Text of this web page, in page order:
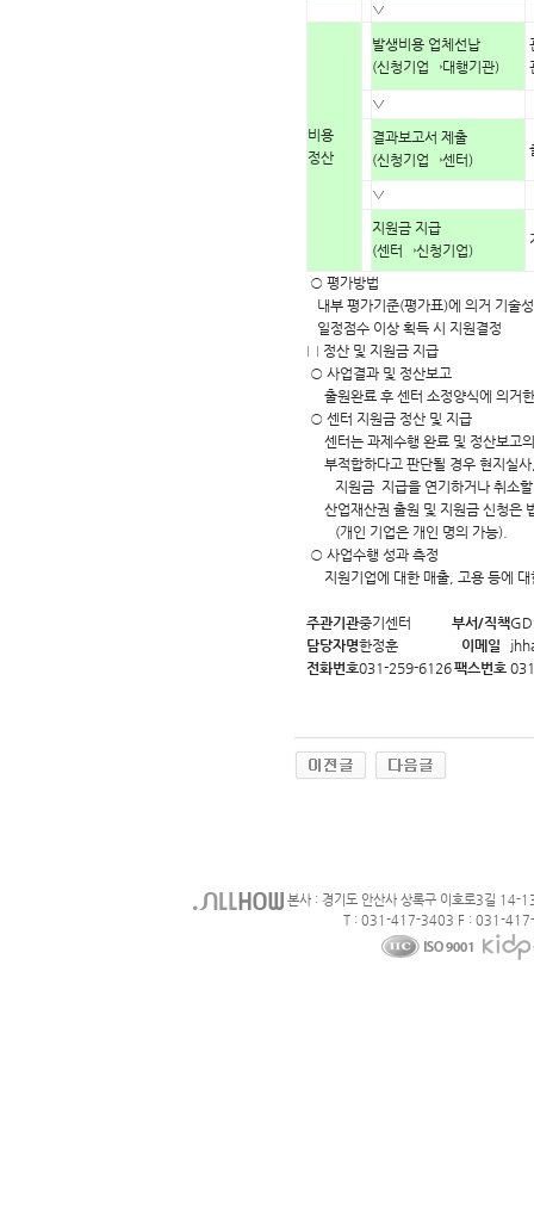
▽
비용
정산
발생비용 업체선납
(신청기업→대행기관)
▽
결과보고서 제출
(신청기업→센터)
▽
지원금 지급
(센터→신청기업)
○ 평가방법
내부 평가기준(평가표)에 의거 기술
일정점수 이상 획득 시 지원결정
□ 정산 및 지원금 지급
○ 사업결과 및 정산보고
출원완료 후 센터 소정양식에 의거
○ 센터 지원금 정산 및 지급
센터는 과제수행 완료 및 정산보고
부적합하다고 판단될 경우 현지실
지원금 지급을 연기하거나 취소할
산업재산권 출원 및 지원금 신청은
(개인 기업은 개인 명의 가능).
○ 사업수행 성과 측정
지원기업에 대한 매출, 고용 등에 대
주관기관중기센터 부서/직책
담당자명한정훈 이메일
전화번호031-259-6126팩스번호
본사 : 경기도 안산사 상록구 이호로3길 14-
T : 031-417-3403 F : 031-